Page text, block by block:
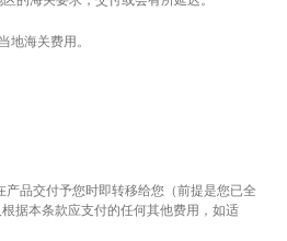
地海关费用。
产品交付予您时即转移给您（前提是您已全
据本条款应支付的任何其他费用，如适